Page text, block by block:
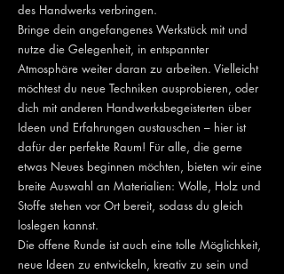
des Handwerks verbringen.
Bringe dein angefangenes Werkstück mit und
nutze die Gelegenheit, in entspannter
Atmosphäre weiter daran zu arbeiten. Vielleicht
möchtest du neue Techniken ausprobieren, oder
dich mit anderen Handwerksbegeisterten über
Ideen und Erfahrungen austauschen – hier ist
dafür der perfekte Raum! Für alle, die gerne
etwas Neues beginnen möchten, bieten wir eine
breite Auswahl an Materialien: Wolle, Holz und
Stoffe stehen vor Ort bereit, sodass du gleich
loslegen kannst.
Die offene Runde ist auch eine tolle Möglichkeit,
neue Ideen zu entwickeln, kreativ zu sein und